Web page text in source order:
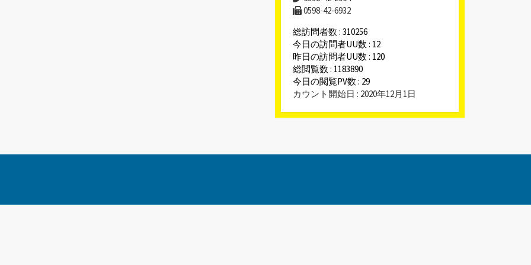
0598-42-6932
総訪問者数 : 310256
今日の訪問者UU数 : 12
昨日の訪問者UU数 : 120
総閲覧数 : 1183890
今日の閲覧PV数 : 29
カウント開始日 : 2020年12月1日